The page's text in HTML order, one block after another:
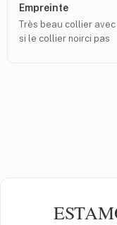
Empreinte
Très beau collier
si le collier noirci pas